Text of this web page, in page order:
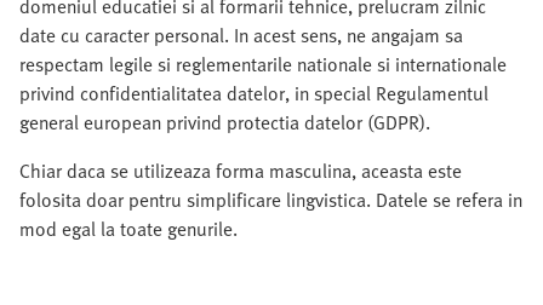
domeniul educatiei si al formarii tehnice, prelucram zilnic
date cu caracter personal. In acest sens, ne angajam sa
respectam legile si reglementarile nationale si internationale
privind confidentialitatea datelor, in special Regulamentul
general european privind protectia datelor (GDPR).
Chiar daca se utilizeaza forma masculina, aceasta este
folosita doar pentru simplificare lingvistica. Datele se refera in
mod egal la toate genurile.